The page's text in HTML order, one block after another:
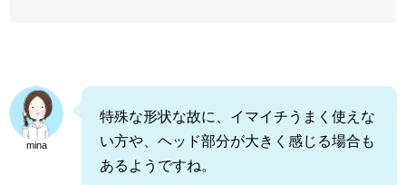
mina
特殊な形状な故に、イマイチうまく使えな
い方や、ヘッド部分が大きく感じる場合も
あるようですね。